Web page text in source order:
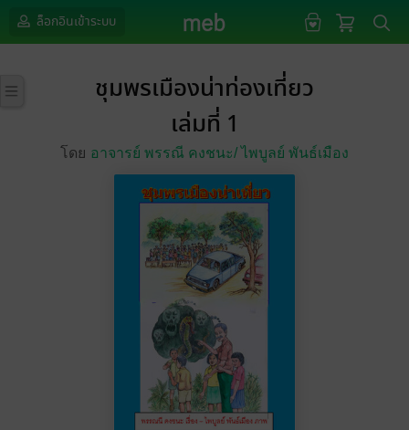
ล็อกอินเข้าระบบ
ชุมพรเมืองน่าท่องเที่ยว
เล่มที่ 1
โดย อาจารย์ พรรณี คงชนะ/ไพบูลย์ พันธ์เมือง